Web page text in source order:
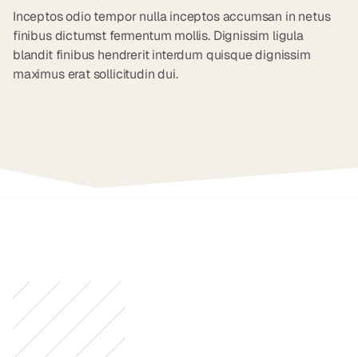
Inceptos odio tempor nulla inceptos accumsan in netus
finibus dictumst fermentum mollis. Dignissim ligula
blandit finibus hendrerit interdum quisque dignissim
maximus erat sollicitudin dui.